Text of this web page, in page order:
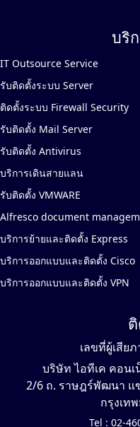
บริ
IT Outsource Service
รับติดตั้งระบบ Server
ติดตั้งระบบ Firewall Security
รับติดตั้ง Mail Server
รับติดตั้ง Antivirus
บริการเดินสายแลน
รับติดตั้ง VMWARE
Alfresco document
บริการย้ายและติดตั้ง Express
บริการออกแบบและติดตั้ง Cisco
บริการออกแบบและติดตั้ง VPN
เลขที่ผู้เสีย
บริษัท ไอทีเค คอน
2/6 ถ. ราษฎร์พัฒนา แ
กรุงเท
Tel : 02-